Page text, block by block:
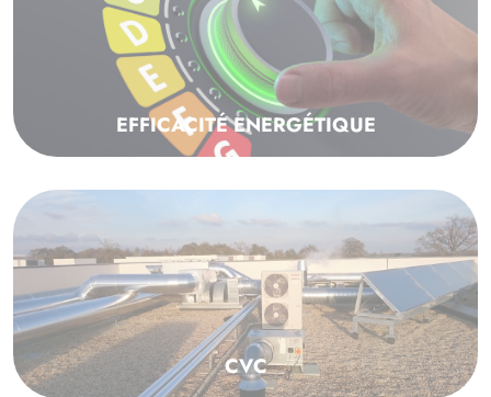
EFFICACITÉ ENERGÉTIQUE
CVC